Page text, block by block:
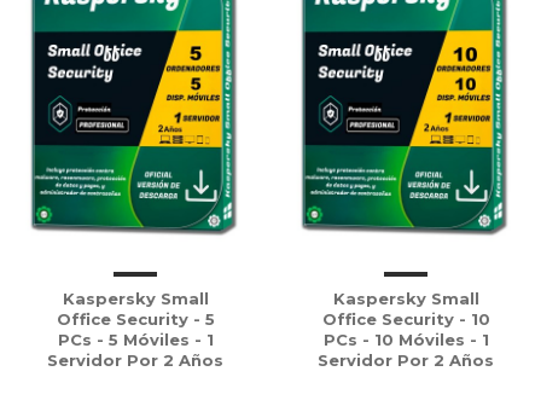
Kaspersky Small
Office Security - 5
PCs - 5 Móviles - 1
Servidor Por 2 Años
Kaspersky Small
Office Security - 10
PCs - 10 Móviles - 1
Servidor Por 2 Años